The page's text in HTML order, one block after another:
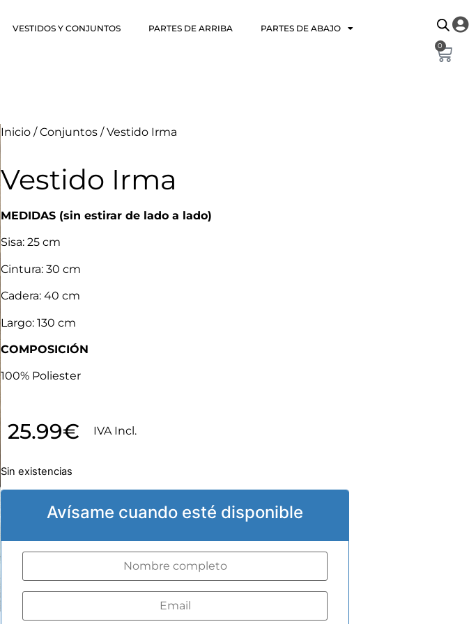
VESTIDOS Y CONJUNTOS PARTES DE ARRIBA PARTES DE ABAJO
0
Inicio /Conjuntos / Vestido Irma
Vestido Irma
MEDIDAS (sin estirar de lado a lado)
Sisa: 25 cm
Cintura: 30 cm
Cadera: 40 cm
Largo: 130 cm
COMPOSICIÓN
100% Poliester
25.99€ IVA Incl.
Sin existencias
Avísame cuando esté disponible